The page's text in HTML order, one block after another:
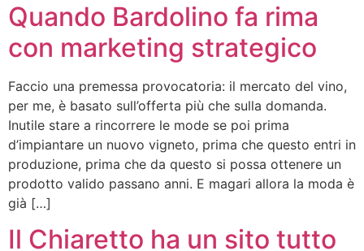
Quando Bardolino fa rima
con marketing strategico
Faccio una premessa provocatoria: il mercato del vino,
per me, è basato sull’offerta più che sulla domanda.
Inutile stare a rincorrere le mode se poi prima
d’impiantare un nuovo vigneto, prima che questo entri in
produzione, prima che da questo si possa ottenere un
prodotto valido passano anni. E magari allora la moda è
già […]
Il Chiaretto ha un sito tutto